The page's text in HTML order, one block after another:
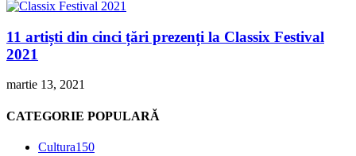
11 artiști din cinci țări prezenți la Classix Festival
2021
martie 13, 2021
CATEGORIE POPULARĂ
Cultura150